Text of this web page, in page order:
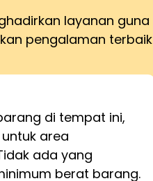
layanan guna
pengalaman terbaik
di tempat ini,
area
Tidak ada yang
berat barang.